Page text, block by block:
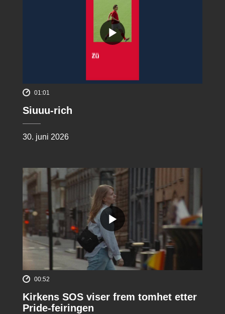
01:01
Siuuu-rich
30. juni 2026
00:52
Kirkens SOS viser frem tomhet etter
Pride-feiringen